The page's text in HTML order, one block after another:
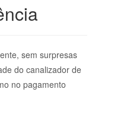
sem surpresas
do canalizador de
no pagamento